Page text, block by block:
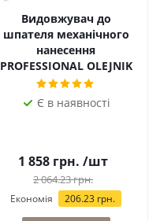
Видовжувач до
шпателя механічного
нанесення
PROFESSIONAL OLEJNIK
Є в наявності
1 858 грн. /шт
2 064.23грн.
Економія 206.23 грн.